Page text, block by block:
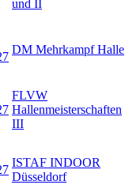
und II
DM Mehrkampf Halle
FLVW
Hallenmeisterschaften
III
ISTAF INDOOR
Düsseldorf